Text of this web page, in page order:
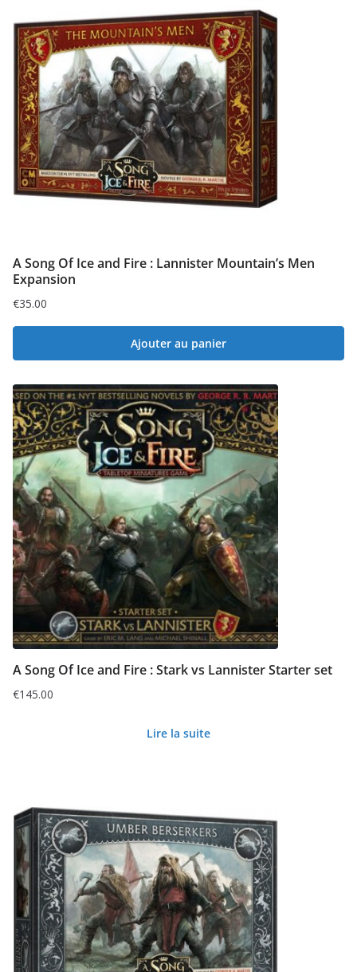
A Song Of Ice and Fire : Lannister Mountain’s Men
Expansion
€35.00
Ajouter au panier
A Song Of Ice and Fire : Stark vs Lannister Starter set
€145.00
Lire la suite